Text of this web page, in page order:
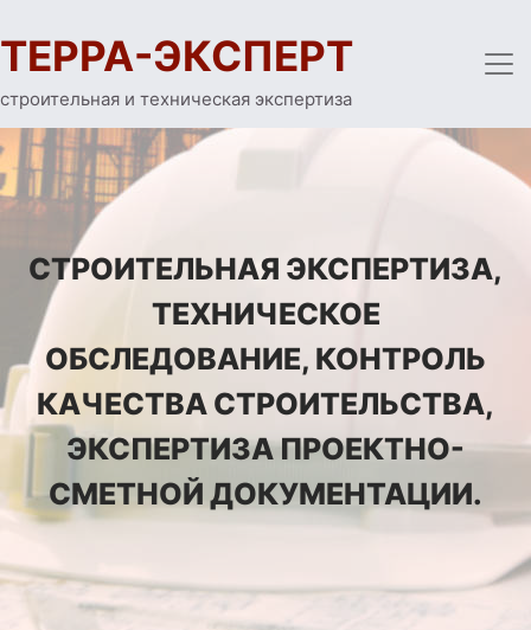
ТЕРРА-ЭКСПЕРТ
строительная и техническая экспертиза
СТРОИТЕЛЬНАЯ ЭКСПЕРТИЗА,
ТЕХНИЧЕСКОЕ
ОБСЛЕДОВАНИЕ, КОНТРОЛЬ
КАЧЕСТВА СТРОИТЕЛЬСТВА,
ЭКСПЕРТИЗА ПРОЕКТНО-
СМЕТНОЙ ДОКУМЕНТАЦИИ.